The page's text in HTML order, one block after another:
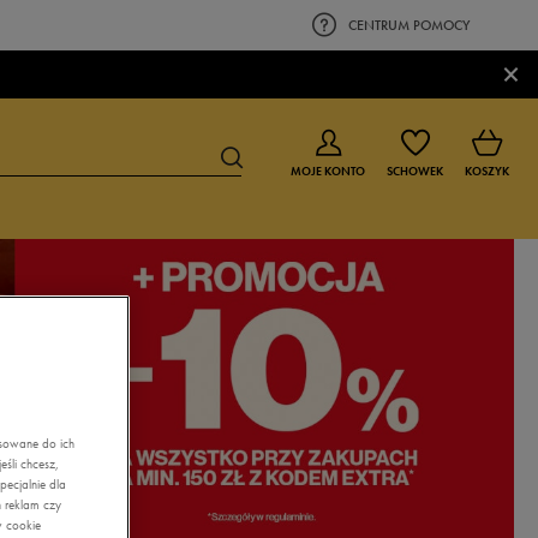
CENTRUM POMOCY
×
BUTY DLA CHŁOPCA
9-16 lat
BUTY DLA DZIEWCZYNKI
0-4 lat
4-8 lat
9-16 lat
MOJE KONTO SCHOWEK KOSZYK
do ich
chcesz,
dla
reklam czy
cookie